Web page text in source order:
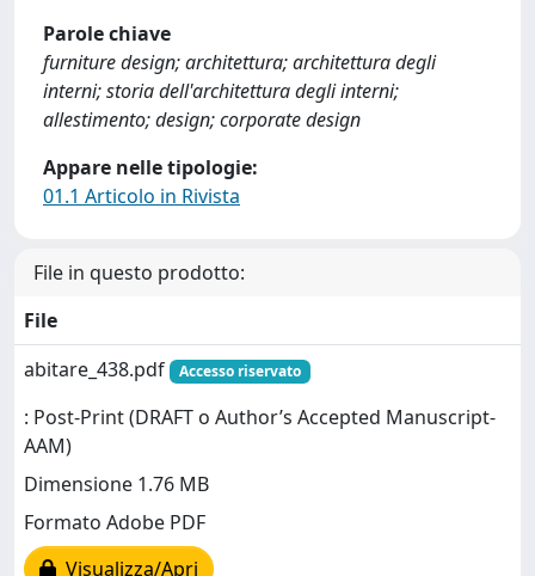
Parole chiave
furniture design; architettura; architettura degli
interni; storia dell'architettura degli interni;
allestimento; design; corporate design
Appare nelle tipologie:
01.1 Articolo in Rivista
File in questo prodotto:
File
abitare_438.pdf
Accesso riservato
: Post-Print (DRAFT o Author’s Accepted Manuscript-
AAM)
Dimensione 1.76 MB
Formato Adobe PDF
Visualizza/Apri